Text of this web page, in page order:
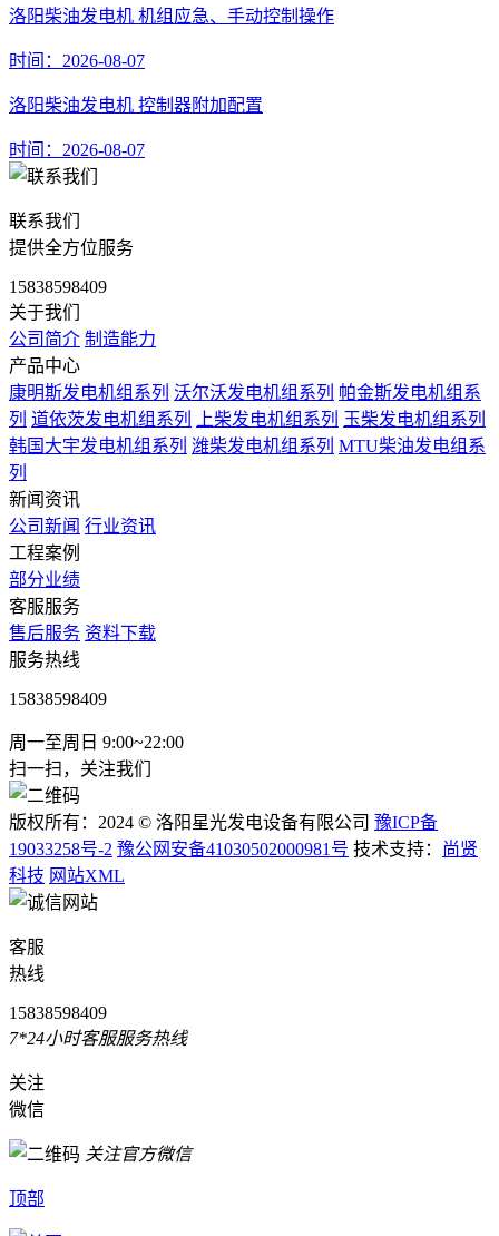
洛阳柴油发电机 机组应急、手动控制操作
时间：2026-08-07
洛阳柴油发电机 控制器附加配置
时间：2026-08-07
联系我们
提供全方位服务
15838598409
关于我们
公司简介 制造能力
产品中心
康明斯发电机组系列 沃尔沃发电机组系列 帕金斯发电机组系
列 道依茨发电机组系列 上柴发电机组系列 玉柴发电机组系列
韩国大宇发电机组系列 潍柴发电机组系列 MTU柴油发电组系
列
新闻资讯
公司新闻 行业资讯
工程案例
部分业绩
客服服务
售后服务 资料下载
服务热线
15838598409
周一至周日 9:00~22:00
扫一扫，关注我们
版权所有：2024 © 洛阳星光发电设备有限公司 豫ICP备
19033258号-2 豫公网安备41030502000981号 技术支持：
尚贤
科技 网站XML
客服
热线
15838598409
7*24小时客服服务热线
关注
微信
关注官方微信
顶部